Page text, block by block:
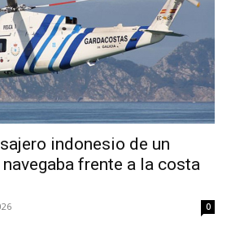
indonesio de un
frente a la costa
0